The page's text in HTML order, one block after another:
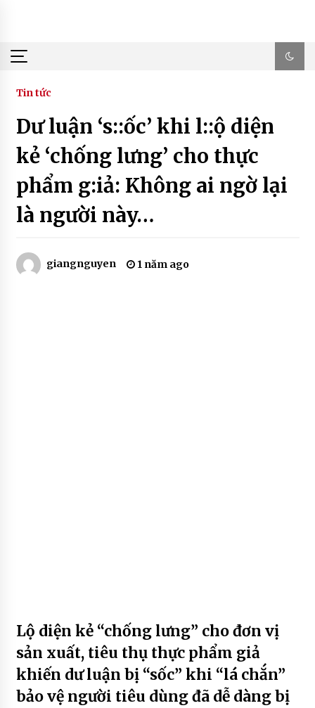
Tin tức
Dư luận ‘s::ốc’ khi l::ộ diện
kẻ ‘chống lưng’ cho thực
phẩm g:iả: Không ai ngờ lại
là người này…
giangnguyen 1 năm ago
Lộ diện kẻ “chống lưng” cho đơn vị
sản xuất, tiêu thụ thực phẩm giả
khiến dư luận bị “sốc” khi “lá chắn”
bảo vệ người tiêu dùng đã dễ dàng bị